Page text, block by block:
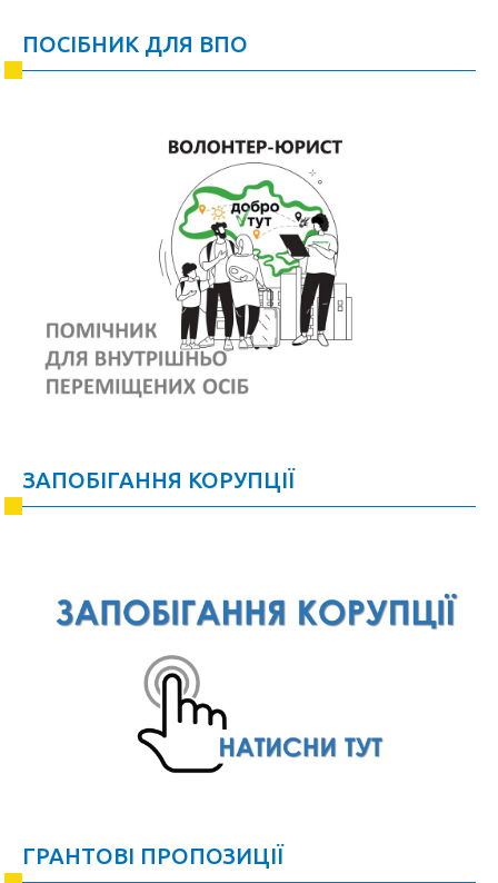
ПОСІБНИК ДЛЯ ВПО
ЗАПОБІГАННЯ КОРУПЦІЇ
ГРАНТОВІ ПРОПОЗИЦІЇ